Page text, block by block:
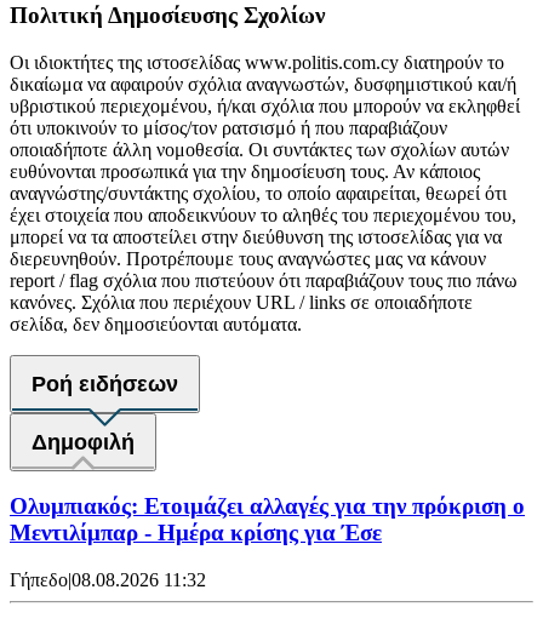
Πολιτική Δημοσίευσης Σχολίων
Οι ιδιοκτήτες της ιστοσελίδας www.politis.com.cy διατηρούν το
δικαίωμα να αφαιρούν σχόλια αναγνωστών, δυσφημιστικού και/ή
υβριστικού περιεχομένου, ή/και σχόλια που μπορούν να εκληφθεί
ότι υποκινούν το μίσος/τον ρατσισμό ή που παραβιάζουν
οποιαδήποτε άλλη νομοθεσία. Οι συντάκτες των σχολίων αυτών
ευθύνονται προσωπικά για την δημοσίευση τους. Αν κάποιος
αναγνώστης/συντάκτης σχολίου, το οποίο αφαιρείται, θεωρεί ότι
έχει στοιχεία που αποδεικνύουν το αληθές του περιεχομένου του,
μπορεί να τα αποστείλει στην διεύθυνση της ιστοσελίδας για να
διερευνηθούν. Προτρέπουμε τους αναγνώστες μας να κάνουν
report / flag σχόλια που πιστεύουν ότι παραβιάζουν τους πιο πάνω
κανόνες. Σχόλια που περιέχουν URL / links σε οποιαδήποτε
σελίδα, δεν δημοσιεύονται αυτόματα.
Ροή ειδήσεων
Δημοφιλή
Ολυμπιακός: Ετοιμάζει αλλαγές για την πρόκριση ο
Μεντιλίμπαρ - Ημέρα κρίσης για Έσε
Γήπεδο|08.08.2026 11:32